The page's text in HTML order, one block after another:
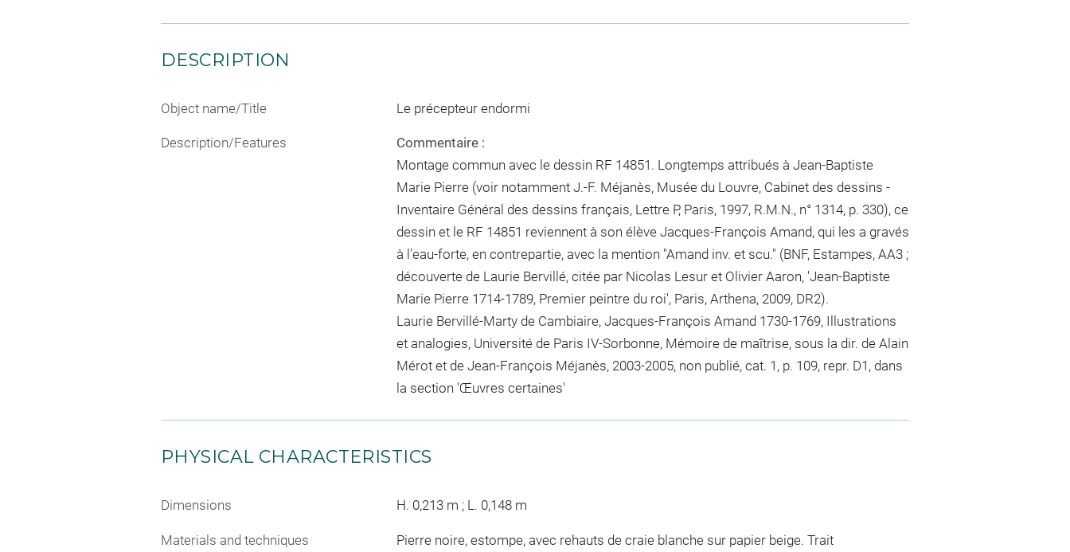
DESCRIPTION
Object name/Title Le précepteur endormi
Description/Features
Commentaire :
Montage commun avec le dessin RF 14851. Longtemps attribués à Jean-Baptiste
Marie Pierre (voir notamment J.-F. Méjanès, Musée du Louvre, Cabinet des dessins -
Inventaire Général des dessins français, Lettre P, Paris, 1997, R.M.N., n° 1314, p. 330), ce
dessin et le RF 14851 reviennent à son élève Jacques-François Amand, qui les a gravés
à l'eau-forte, en contrepartie, avec la mention "Amand inv. et scu." (BNF, Estampes, AA3 ;
découverte de Laurie Bervillé, citée par Nicolas Lesur et Olivier Aaron, 'Jean-Baptiste
Marie Pierre 1714-1789, Premier peintre du roi', Paris, Arthena, 2009, DR2).
Laurie Bervillé-Marty de Cambiaire, Jacques-François Amand 1730-1769, Illustrations
et analogies, Université de Paris IV-Sorbonne, Mémoire de maîtrise, sous la dir. de Alain
Mérot et de Jean-François Méjanès, 2003-2005, non publié, cat. 1, p. 109, repr. D1, dans
la section 'Œuvres certaines'
PHYSICAL CHARACTERISTICS
Dimensions H. 0,213 m ; L. 0,148 m
Materials and techniques
Pierre noire, estompe, avec rehauts de craie blanche sur papier beige. Trait